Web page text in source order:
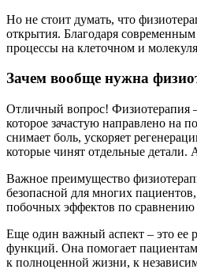
Но не стоит думать, что
открытия. Благодаря
процессы на клеточном и
Зачем вообще нужна
Отличный вопрос! Физиотерапия
которое зачастую направлено на
снимает боль, ускоряет
которые чинят отдельные детали.
Важное преимущество
безопасной для многих
побочных эффектов по сравнению
Еще один важный аспект – это ее
функций. Она помогает
к полноценной жизни, к